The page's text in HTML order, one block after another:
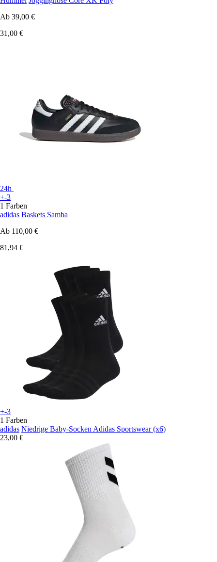
Ab 39,00 €
31,00 €
24h
+-3
1 Farben
adidas Baskets Samba
Ab 110,00 €
81,94 €
+-3
1 Farben
adidas Niedrige Baby-Socken Adidas Sportswear (x6)
23,00 €